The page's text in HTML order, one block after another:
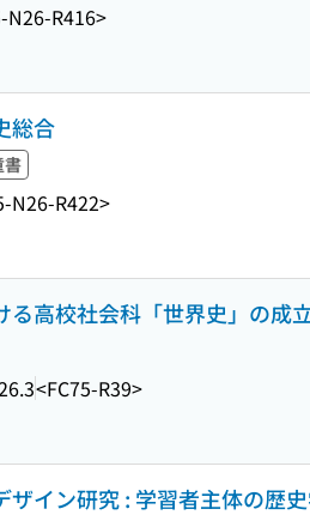
N26-R416>
総合
書
N26-R422>
る高校社会科「世界史」の成
<FC75-R39>
ザイン研究 : 学習者主体の歴